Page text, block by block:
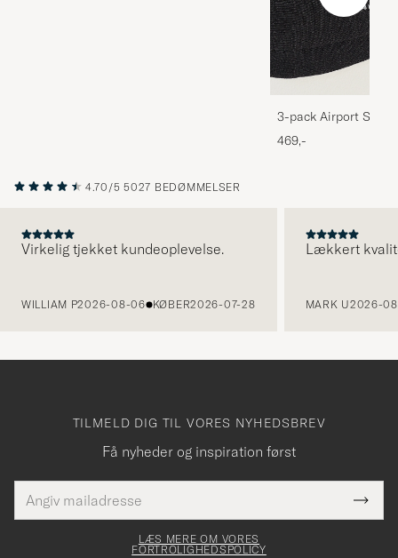
3-pack Airport
Melange
469,-
4.70/5 5027 BEDØMMELSER
Virkelig tjekket kundeoplevelse.
WILLIAM P2026-08-06 KØBER2026-07-28
Lækkert
MARK U2026-
TILMELD DIG TIL VORES NYHEDSBREV
Få nyheder og inspiration først
mailadresse
skal
Tack
för
LÆS MERE OM VORES
FORTROLIGHEDSPOLICY